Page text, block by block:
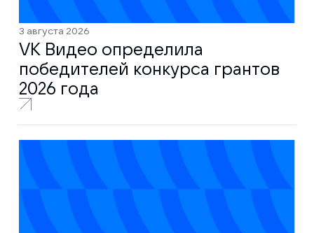
3 августа 2026
VK Видео определила
победителей конкурса грантов
2026 года